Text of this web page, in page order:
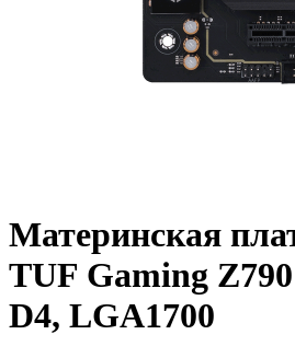
Материнская
TUF Gaming
D4, LGA1700